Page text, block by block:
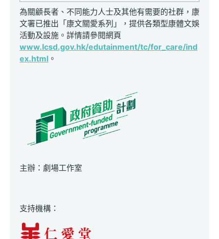
為關顧長者、不同能力人士及其他有需要的社群，康
文署已推出「康文關愛系列」，提供各類型康體文娛
活動及設施。詳情請參閱網頁
www.lcsd.gov.hk/edutainment/tc/for_care/ind
ex.html 。
主辦：劇場工作室
支持機構：